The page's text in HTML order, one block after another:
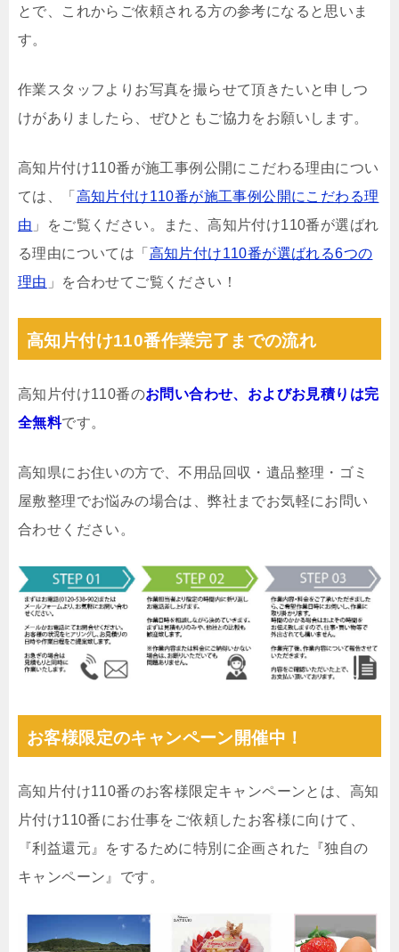
とで、これからご依頼される方の参考になると思いま
す。
作業スタッフよりお写真を撮らせて頂きたいと申しつ
けがありましたら、ぜひともご協力をお願いします。
高知片付け110番が施工事例公開にこだわる理由につい
ては、「 高知片付け110番が施工事例公開にこだわる理
由 」をご覧ください。また、高知片付け110番が選ばれ
る理由については「 高知片付け110番が選ばれる6つの
理由 」を合わせてご覧ください！
高知片付け110番作業完了までの流れ
高知片付け110番のお問い合わせ、およびお見積りは完
全無料です。
高知県にお住いの方で、不用品回収・遺品整理・ゴミ
屋敷整理でお悩みの場合は、弊社までお気軽にお問い
合わせください。
お客様限定のキャンペーン開催中！
高知片付け110番のお客様限定キャンペーンとは、高知
片付け110番にお仕事をご依頼したお客様に向けて、
『利益還元』をするために特別に企画された『独自の
キャンペーン』です。